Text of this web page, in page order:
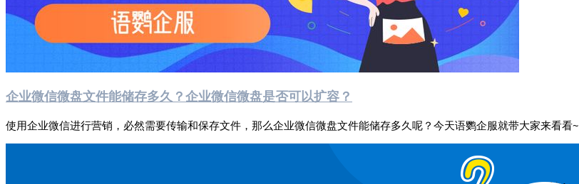
企业微信微盘文件能储存多久？企业微信微盘是否可以扩容？
使用企业微信进行营销，必然需要传输和保存文件，那么企业微信微盘文件能储存多久呢？今天语鹦企服就带大家来看看~